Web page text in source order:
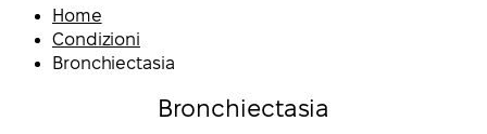
Home
Condizioni
Bronchiectasia
Bronchiectasia